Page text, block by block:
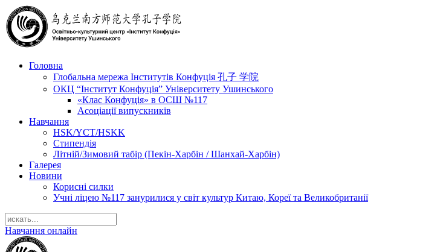
Головна
Глобальна мережа Інститутів Конфуція 孔子 学院
ОКЦ “Інститут Конфуція” Університету Ушинського
«Клас Конфуція» в ОСШ №117
Асоціації випускників
Навчання
HSK/YCT/HSKK
Стипендія
Літній/Зимовий табір (Пекін-Харбін / Шанхай-Харбін)
Галерея
Новини
Корисні силки
Учні ліцею №117 занурилися у світ культур Китаю, Кореї та Великобританії
Навчання онлайн